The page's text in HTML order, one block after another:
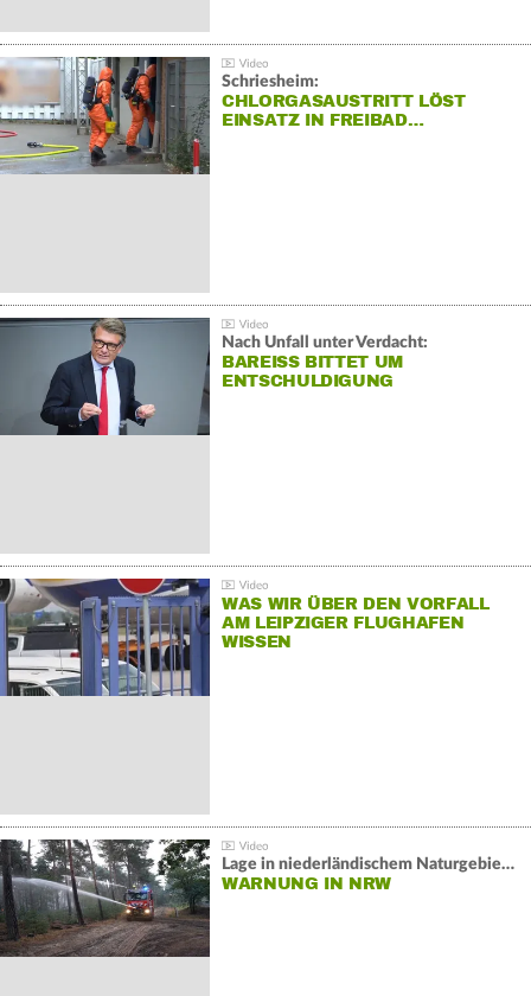
Schriesheim:
CHLORGASAUSTRITT LÖST
EINSATZ IN FREIBAD…
Nach Unfall unter Verdacht:
BAREISS BITTET UM E
NTSCHULDIGUNG
WAS WIR ÜBER DEN VORFALL
AM LEIPZIGER FLUGHAFEN
WISSEN
Lage in niederländischem Naturgebiet stabil
WARNUNG IN NRW